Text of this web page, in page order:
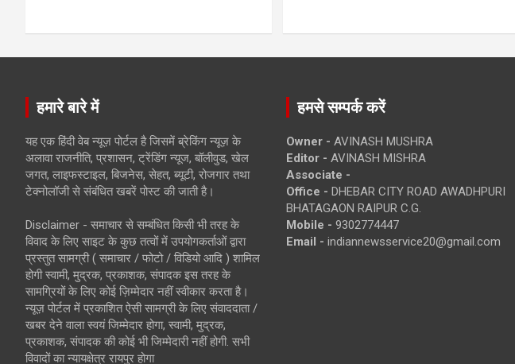
हमारे बारे में
यह एक हिंदी वेब न्यूज़ पोर्टल है जिसमें ब्रेकिंग न्यूज़ के
अलावा राजनीति, प्रशासन, ट्रेंडिंग न्यूज, बॉलीवुड, खेल
जगत, लाइफस्टाइल, बिजनेस, सेहत, ब्यूटी, रोजगार तथा
टेक्नोलॉजी से संबंधित खबरें पोस्ट की जाती है।
Disclaimer - समाचार से सम्बंधित किसी भी तरह के
विवाद के लिए साइट के कुछ तत्वों में उपयोगकर्ताओं द्वारा
प्रस्तुत सामग्री ( समाचार / फोटो / विडियो आदि ) शामिल
होगी स्वामी, मुद्रक, प्रकाशक, संपादक इस तरह के
सामग्रियों के लिए कोई ज़िम्मेदार नहीं स्वीकार करता है।
न्यूज़ पोर्टल में प्रकाशित ऐसी सामग्री के लिए संवाददाता /
खबर देने वाला स्वयं जिम्मेदार होगा, स्वामी, मुद्रक,
प्रकाशक, संपादक की कोई भी जिम्मेदारी नहीं होगी. सभी
विवादों का न्यायक्षेत्र रायपुर होगा
हमसे सम्पर्क करें
Owner - AVINASH MUSHRA
Editor - AVINASH MISHRA
Associate -
Office - DHEBAR CITY ROAD AWADHPURI
BHATAGAON RAIPUR C.G.
Mobile - 9302774447
Email - indiannewsservice20@gmail.com